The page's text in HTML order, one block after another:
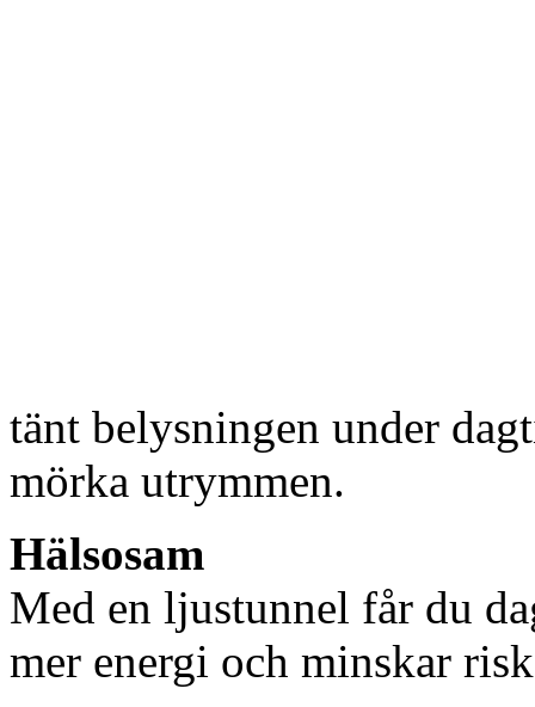
tänt belysningen under
mörka utrymmen.
Hälsosam
Med en ljustunnel får du
mer energi och minskar